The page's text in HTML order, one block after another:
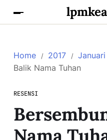
Home 2017 Januari
Balik Nama Tuhan
RESENSI